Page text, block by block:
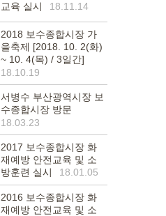
교육 실시
18.11.14
2018 보수종합시장 가
을축제 [2018. 10. 2(화)
~ 10. 4(목) / 3일간]
18.10.19
서병수 부산광역시장 보
수종합시장 방문
18.03.23
2017 보수종합시장 화
재예방 안전교육 및 소
방훈련 실시
18.01.05
2016 보수종합시장 화
재예방 안전교육 및 소